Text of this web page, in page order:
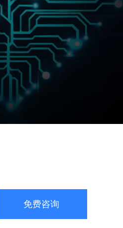
工程师 30分钟之前
60秒之前
发工程师 5分钟之前